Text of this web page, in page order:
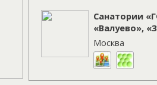
Санатории
«Валуево»,
Москва